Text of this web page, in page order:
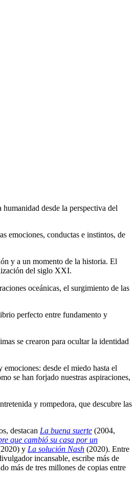
desde la perspectiva del
emociones, conductas e instintos, de
y a un momento de la historia. El
del siglo XXI.
oceánicas, el surgimiento de las
perfecto entre fundamento y
se crearon para ocultar la identidad
desde el miedo hasta el
se han forjado nuestras aspiraciones,
y rompedora, que descubre las
destacan La buena suerte (2004,
que cambió su casa por un
y La solución Nash (2020). Entre
incansable, escribe más de
más de tres millones de copias entre